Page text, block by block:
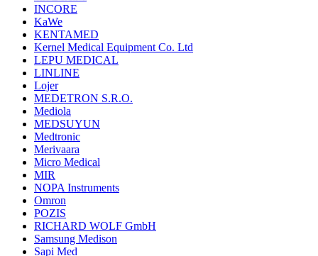
INCORE
KaWe
KENTAMED
Kernel Medical Equipment Co. Ltd
LEPU MEDICAL
LINLINE
Lojer
MEDETRON S.R.O.
Mediola
MEDSUYUN
Medtronic
Merivaara
Micro Medical
MIR
NOPA Instruments
Omron
POZIS
RICHARD WOLF GmbH
Samsung Medison
Sapi Med